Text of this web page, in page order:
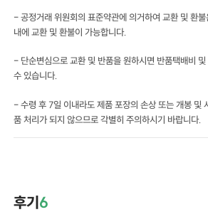
- 공정거래 위원회의 표준약관에 의거하여 교환 및 환
내에 교환 및 환불이 가능합니다.
- 단순변심으로 교환 및 반품을 원하시면 반품택배비
수 있습니다.
- 수령 후 7일 이내라도 제품 포장의 손상 또는 개봉 및
품 처리가 되지 않으므로 각별히 주의하시기 바랍니다.
후기6